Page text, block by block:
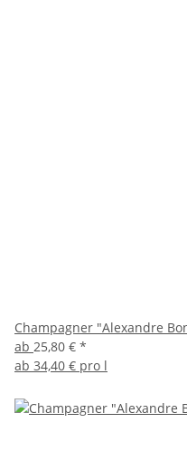
Champagner "Alexandre
ab 25,80 € *
ab 34,40 € pro l